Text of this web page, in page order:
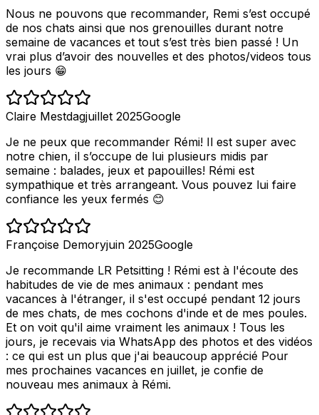
Nous ne pouvons que recommander, Remi s’est occupé
de nos chats ainsi que nos grenouilles durant notre
semaine de vacances et tout s’est très bien passé ! Un
vrai plus d’avoir des nouvelles et des photos/videos tous
les jours 😁
Claire Mestdagjuillet 2025Google
Je ne peux que recommander Rémi! Il est super avec
notre chien, il s’occupe de lui plusieurs midis par
semaine : balades, jeux et papouilles! Rémi est
sympathique et très arrangeant. Vous pouvez lui faire
confiance les yeux fermés 😊
Françoise Demoryjuin 2025Google
Je recommande LR Petsitting ! Rémi est à l'écoute des
habitudes de vie de mes animaux : pendant mes
vacances à l'étranger, il s'est occupé pendant 12 jours
de mes chats, de mes cochons d'inde et de mes poules.
Et on voit qu'il aime vraiment les animaux ! Tous les
jours, je recevais via WhatsApp des photos et des vidéos
: ce qui est un plus que j'ai beaucoup apprécié Pour
mes prochaines vacances en juillet, je confie de
nouveau mes animaux à Rémi.